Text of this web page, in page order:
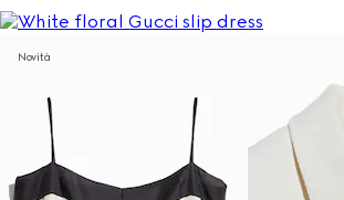
Novità